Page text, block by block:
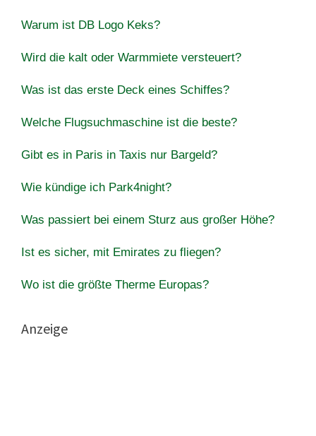
Warum ist DB Logo Keks?
Wird die kalt oder Warmmiete versteuert?
Was ist das erste Deck eines Schiffes?
Welche Flugsuchmaschine ist die beste?
Gibt es in Paris in Taxis nur Bargeld?
Wie kündige ich Park4night?
Was passiert bei einem Sturz aus großer Höhe?
Ist es sicher, mit Emirates zu fliegen?
Wo ist die größte Therme Europas?
Anzeige